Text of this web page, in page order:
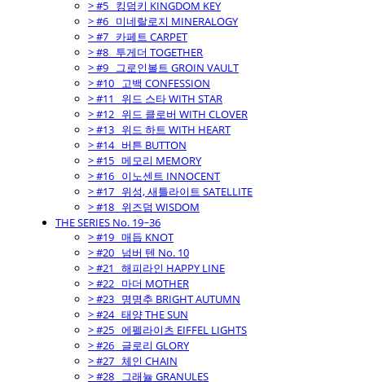
> #5_ 킹덤키 KINGDOM KEY
> #6_ 미네랄로지 MINERALOGY
> #7_ 카페트 CARPET
> #8_ 투게더 TOGETHER
> #9_ 그로인볼트 GROIN VAULT
> #10_ 고백 CONFESSION
> #11_ 위드 스타 WITH STAR
> #12_ 위드 클로버 WITH CLOVER
> #13_ 위드 하트 WITH HEART
> #14_ 버튼 BUTTON
> #15_ 메모리 MEMORY
> #16_ 이노센트 INNOCENT
> #17_ 위성, 새틀라이트 SATELLITE
> #18_ 위즈덤 WISDOM
THE SERIES No. 19~36
> #19_ 매듭 KNOT
> #20_ 넘버 텐 No. 10
> #21_ 해피라인 HAPPY LINE
> #22_ 마더 MOTHER
> #23_ 명명추 BRIGHT AUTUMN
> #24_ 태양 THE SUN
> #25_ 에펠라이츠 EIFFEL LIGHTS
> #26_ 글로리 GLORY
> #27_ 체인 CHAIN
> #28_ 그래뉼 GRANULES